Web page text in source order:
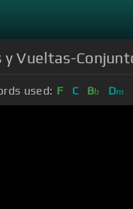
y Vueltas-
used: F C Bb Dm